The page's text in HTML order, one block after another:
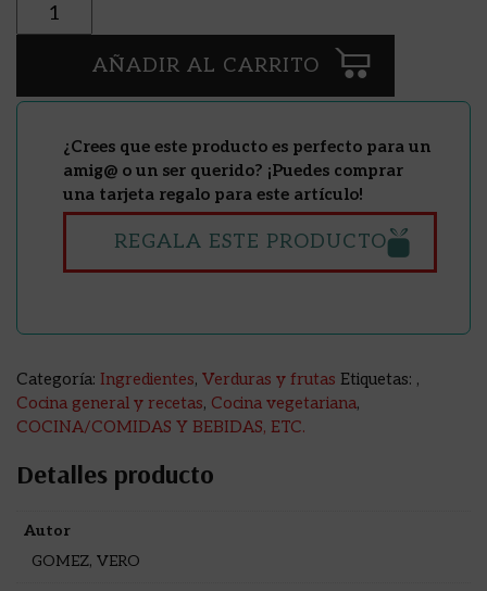
AÑADIR AL CARRITO
¿Crees que este producto es perfecto para un
amig@ o un ser querido? ¡Puedes comprar
una tarjeta regalo para este artículo!
REGALA ESTE PRODUCTO
Categoría: Ingredientes, Verduras y frutas Etiquetas: ,
Cocina general y recetas, Cocina vegetariana,
COCINA/COMIDAS Y BEBIDAS, ETC.
Detalles producto
Autor
GOMEZ, VERO